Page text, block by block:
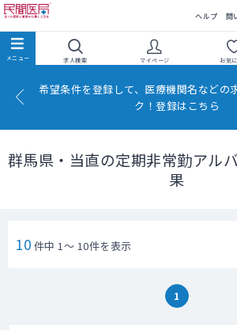
ヘルプ 問
求人検索 マイページ お気
希望条件を登録して、医療機関名などの
ク！登録はこちら
群馬県・当直の定期非常勤アル
果
10 件中 1～ 10件を表示
1